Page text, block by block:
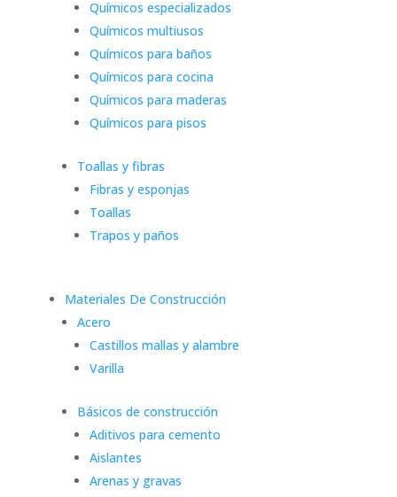
Químicos especializados
Químicos multiusos
Químicos para baños
Químicos para cocina
Químicos para maderas
Químicos para pisos
Toallas y fibras
Fibras y esponjas
Toallas
Trapos y paños
Materiales De Construcción
Acero
Castillos mallas y alambre
Varilla
Básicos de construcción
Aditivos para cemento
Aislantes
Arenas y gravas